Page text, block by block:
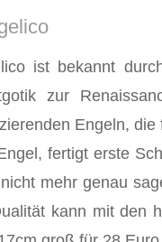
ist bekannt
zur
Engeln,
fertigt erste
mehr genau
kann mit den